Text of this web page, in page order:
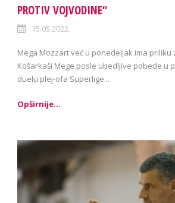
PROTIV VOJVODINE“
15.05.2022.
Mega Mozzart već u ponedeljak ima priliku
Košarkaši Mege posle ubedljive pobede u
duelu plej-ofa Superlige...
Opširnije...